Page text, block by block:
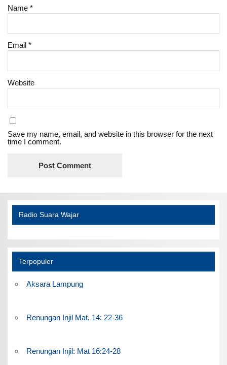
Name*
Email*
Website
Save my name, email, and website in this browser for the next
time I comment.
Radio Suara Wajar
Terpopuler
Aksara Lampung
Renungan Injil Mat. 14: 22-36
Renungan Injil: Mat 16:24-28